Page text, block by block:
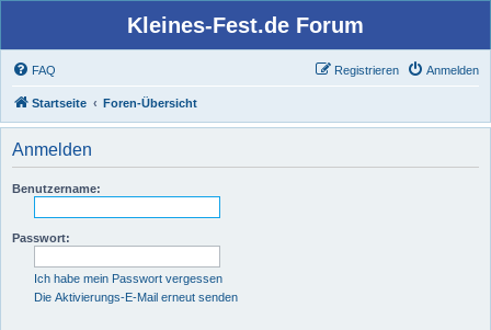
Kleines-Fest.de Forum
FAQ Anmelden
Registrieren
Startseite Foren-Übersicht
Anmelden
Benutzername:
Passwort:
Ich habe mein Passwort vergessen
Die Aktivierungs-E-Mail erneut senden